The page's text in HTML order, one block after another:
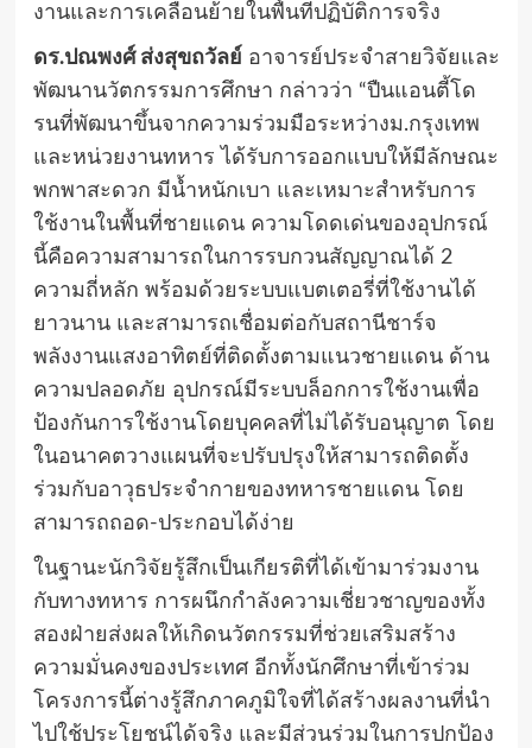
งานและการเคลื่อนย้ายในพื้นที่ปฏิบัติการจริง
ดร.ปณพงศ์ ส่งสุขถวัลย์ อาจารย์ประจำสายวิจัยและ
พัฒนานวัตกรรมการศึกษา กล่าวว่า “ปืนแอนตี้โด
รนที่พัฒนาขึ้นจากความร่วมมือระหว่างม.กรุงเทพ
และหน่วยงานทหาร ได้รับการออกแบบให้มีลักษณะ
พกพาสะดวก มีน้ำหนักเบา และเหมาะสำหรับการ
ใช้งานในพื้นที่ชายแดน ความโดดเด่นของอุปกรณ์
นี้คือความสามารถในการรบกวนสัญญาณได้ 2
ความถี่หลัก พร้อมด้วยระบบแบตเตอรี่ที่ใช้งานได้
ยาวนาน และสามารถเชื่อมต่อกับสถานีชาร์จ
พลังงานแสงอาทิตย์ที่ติดตั้งตามแนวชายแดน ด้าน
ความปลอดภัย อุปกรณ์มีระบบล็อกการใช้งานเพื่อ
ป้องกันการใช้งานโดยบุคคลที่ไม่ได้รับอนุญาต โดย
ในอนาคตวางแผนที่จะปรับปรุงให้สามารถติดตั้ง
ร่วมกับอาวุธประจำกายของทหารชายแดน โดย
สามารถถอด-ประกอบได้ง่าย
ในฐานะนักวิจัยรู้สึกเป็นเกียรติที่ได้เข้ามาร่วมงาน
กับทางทหาร การผนึกกำลังความเชี่ยวชาญของทั้ง
สองฝ่ายส่งผลให้เกิดนวัตกรรมที่ช่วยเสริมสร้าง
ความมั่นคงของประเทศ อีกทั้งนักศึกษาที่เข้าร่วม
โครงการนี้ต่างรู้สึกภาคภูมิใจที่ได้สร้างผลงานที่นำ
ไปใช้ประโยชน์ได้จริง และมีส่วนร่วมในการปกป้อง